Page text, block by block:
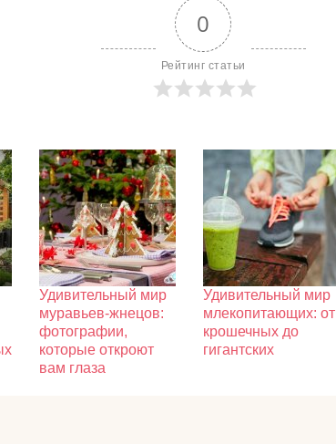
0
Рейтинг статьи
Удивительный мир
муравьев-жнецов:
фотографии,
которые откроют
вам глаза
Удивительный мир
млекопитающих: от
крошечных до
гигантских